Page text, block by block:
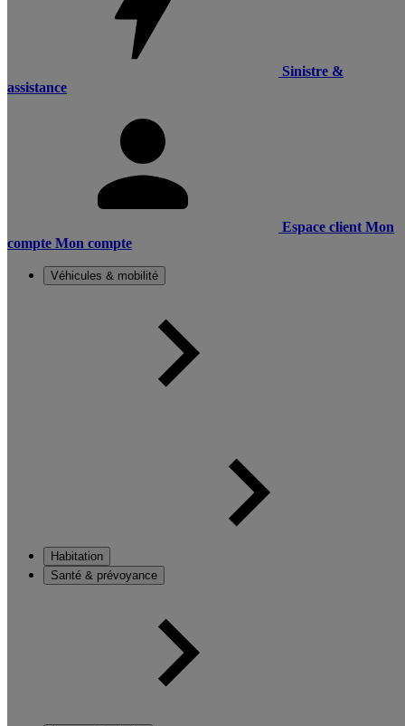
Sinistre &
assistance
Espace client Mon
compte Mon compte
Véhicules & mobilité
Habitation
Santé & prévoyance